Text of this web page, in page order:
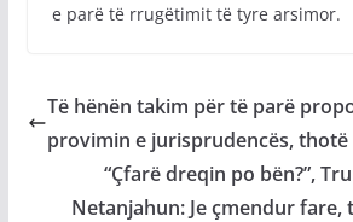
e parë të rrugëtimit të tyre arsimor.
Të hënën takim për të parë
provimin e jurisprudencës,
“Çfarë dreqin po bën?”,
Netanjahun: Je çmendur fare,